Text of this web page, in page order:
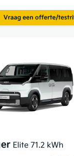
Vraag een offerte/
Elite 71.2 kWh